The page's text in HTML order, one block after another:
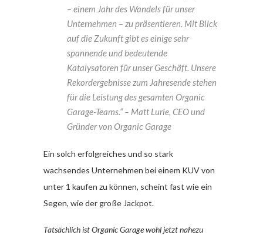
– einem Jahr des Wandels für unser
Unternehmen – zu präsentieren. Mit Blick
auf die Zukunft gibt es einige sehr
spannende und bedeutende
Katalysatoren für unser Geschäft. Unsere
Rekordergebnisse zum Jahresende stehen
für die Leistung des gesamten Organic
Garage-Teams.“– Matt Lurie, CEO und
Gründer von Organic Garage
Ein solch erfolgreiches und so stark
wachsendes Unternehmen bei einem KUV von
unter 1 kaufen zu können, scheint fast wie ein
Segen, wie der große Jackpot.
Tatsächlich ist Organic Garage wohl jetzt nahezu